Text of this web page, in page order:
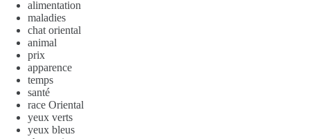
alimentation
maladies
chat oriental
animal
prix
apparence
temps
santé
race Oriental
yeux verts
yeux bleus